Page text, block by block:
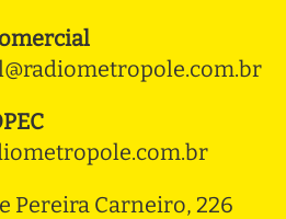
Pereira Carneiro, 226